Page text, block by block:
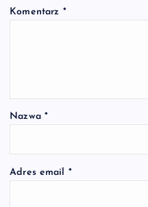
Komentarz *
Nazwa *
Adres email *